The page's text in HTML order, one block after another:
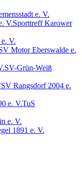
e. V.
Sporttreff Karower
V.
Motor Eberswalde e.
SV-Grün-Weiß
Rangsdorf 2004 e.
TuS
e. V.
1891 e. V.